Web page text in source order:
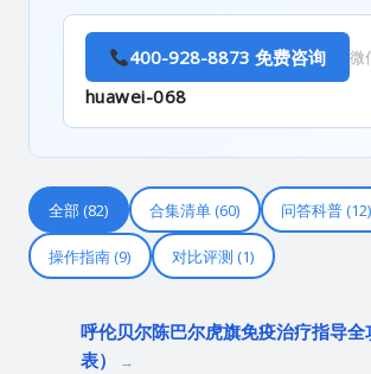
400-928-8873 免费咨询 微
huawei-068
全部 (82) 合集清单 (60) 问答科普 (12)
操作指南 (9) 对比评测 (1)
呼伦贝尔陈巴尔虎旗免疫治疗指导
表）